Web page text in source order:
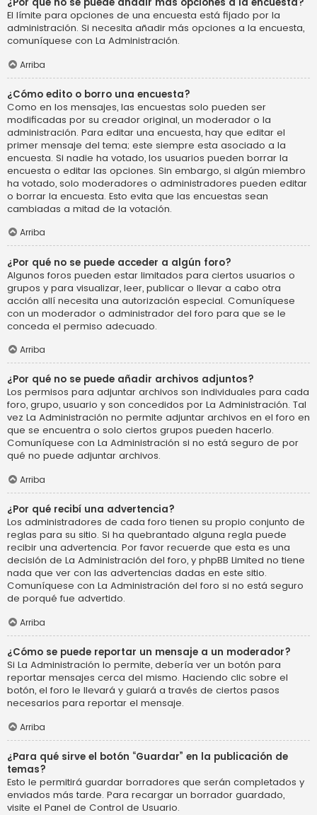
El límite para opciones de una encuesta está fijado por la
administración. Si necesita añadir más opciones a la encuesta,
comuníquese con La Administración.
Arriba
¿Cómo edito o borro una encuesta?
Como en los mensajes, las encuestas solo pueden ser
modificadas por su creador original, un moderador o la
administración. Para editar una encuesta, hay que editar el
primer mensaje del tema; este siempre esta asociado a la
encuesta. Si nadie ha votado, los usuarios pueden borrar la
encuesta o editar las opciones. Sin embargo, si algún miembro
ha votado, solo moderadores o administradores pueden editar
o borrar la encuesta. Esto evita que las encuestas sean
cambiadas a mitad de la votación.
Arriba
¿Por qué no se puede acceder a algún foro?
Algunos foros pueden estar limitados para ciertos usuarios o
grupos y para visualizar, leer, publicar o llevar a cabo otra
acción allí necesita una autorización especial. Comuníquese
con un moderador o administrador del foro para que se le
conceda el permiso adecuado.
Arriba
¿Por qué no se puede añadir archivos adjuntos?
Los permisos para adjuntar archivos son individuales para cada
foro, grupo, usuario y son concedidos por La Administración. Tal
vez La Administración no permite adjuntar archivos en el foro en
que se encuentra o solo ciertos grupos pueden hacerlo.
Comuníquese con La Administración si no está seguro de por
qué no puede adjuntar archivos.
Arriba
¿Por qué recibí una advertencia?
Los administradores de cada foro tienen su propio conjunto de
reglas para su sitio. Si ha quebrantado alguna regla puede
recibir una advertencia. Por favor recuerde que esta es una
decisión de La Administración del foro, y phpBB Limited no tiene
nada que ver con las advertencias dadas en este sitio.
Comuníquese con La Administración del foro si no está seguro
de porqué fue advertido.
Arriba
¿Cómo se puede reportar un mensaje a un moderador?
Si La Administración lo permite, debería ver un botón para
reportar mensajes cerca del mismo. Haciendo clic sobre el
botón, el foro le llevará y guiará a través de ciertos pasos
necesarios para reportar el mensaje.
Arriba
¿Para qué sirve el botón “Guardar” en la publicación de
temas?
Esto le permitirá guardar borradores que serán completados y
enviados más tarde. Para recargar un borrador guardado,
visite el Panel de Control de Usuario.